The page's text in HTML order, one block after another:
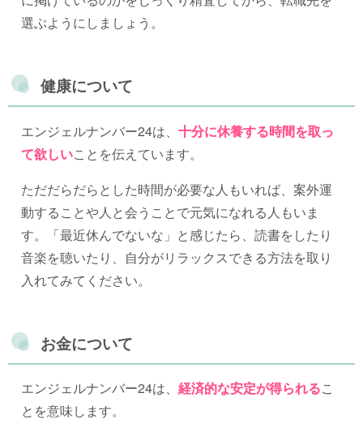
選ぶようにしましょう。
健康について
エンジェルナンバー24は、 十分に休養する時間を取っ
て欲しいことを伝えています。
ただだらだらとした時間が必要な人もいれば、案外運
動することや人と会うことで元気になれる人もいま
す。「最近休んでないな」と感じたら、読書をしたり
音楽を聴いたり、自分がリラックスできる方法を取り
入れてみてください。
お金について
エンジェルナンバー24は、 経済的な安定が得られるこ
とを意味します。